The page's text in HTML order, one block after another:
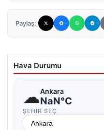
Paylaş:
Hava Durumu
☁Ankara
NaN°C
ŞEHIR SEÇ